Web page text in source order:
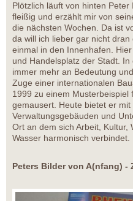
Plötzlich läuft von hinten
fleißig und erzählt mir von
die nächsten Wochen. Da ist
da will ich lieber gar nicht
einmal in den Innenhafen.
und Handelsplatz der Stadt.
immer mehr an Bedeutung
Zuge einer internationalen
1999 zu einem Musterbeispiel
gemausert. Heute bietet er
Verwaltungsgebäuden und
Ort an dem sich Arbeit, Kultur,
Wasser harmonisch verbindet.
Peters Bilder von A(nfang) -